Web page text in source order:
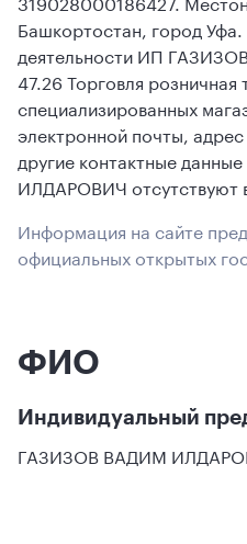
Башкортостан, город
деятельности ИП
47.26 Торговля
специализированных
электронной почты,
другие контактные
ИЛДАРОВИЧ отсутствуют
Информация на сайте
официальных открытых
ФИО
Индивидуальный
ГАЗИЗОВ ВАДИМ